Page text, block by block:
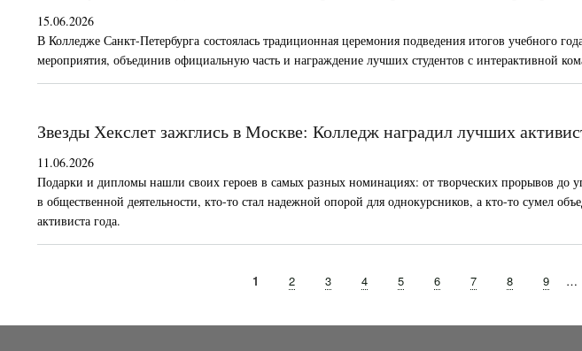
15.06.2026
В Колледже Санкт-Петербурга состоялась традиционная церемония подведения итогов учебного
мероприятия, объединив официальную часть и награждение лучших студентов с интерактивной
Звезды Хекслет зажглись в Москве: Колледж наградил лучших
11.06.2026
Подарки и дипломы нашли своих героев в самых разных номинациях: от творческих прорывов до
в общественной деятельности, кто-то стал надежной опорой для однокурсников, а кто-то сумел
активиста года.
Текущая
1 Page
2 Page
3 Page
4 Page
5 Page
6 Page
7 Page
8 Page
9 …